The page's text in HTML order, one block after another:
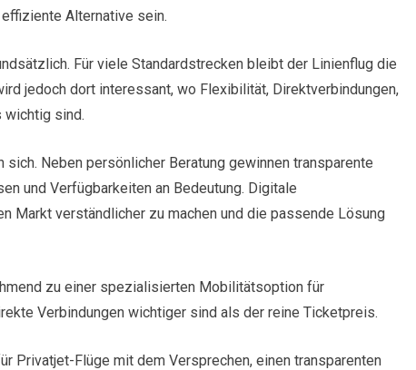
Alternative sein.
Für viele Standardstrecken bleibt der Linienflug die
jedoch dort interessant, wo Flexibilität, Direktverbindungen,
wichtig sind.
sich. Neben persönlicher Beratung gewinnen transparente
und Verfügbarkeiten an Bedeutung. Digitale
Markt verständlicher zu machen und die passende Lösung
zu einer spezialisierten Mobilitätsoption für
Verbindungen wichtiger sind als der reine Ticketpreis.
Privatjet-Flüge mit dem Versprechen, einen transparenten